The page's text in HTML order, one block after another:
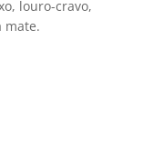
louro-cravo,
mate.